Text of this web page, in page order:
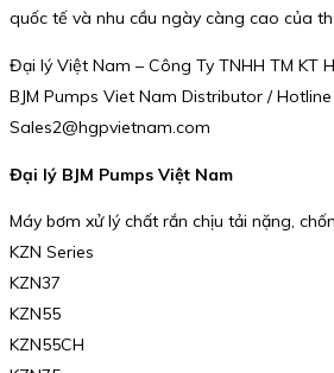
quốc tế và nhu cầu ngày càng cao của
Đại lý Việt Nam – Công Ty TNHH TM KT
BJM Pumps Viet Nam Distributor /
Sales2@hgpvietnam.com
Đại lý BJM Pumps Việt Nam
Máy bơm xử lý chất rắn chịu tải nặng,
KZN Series
KZN37
KZN55
KZN55CH